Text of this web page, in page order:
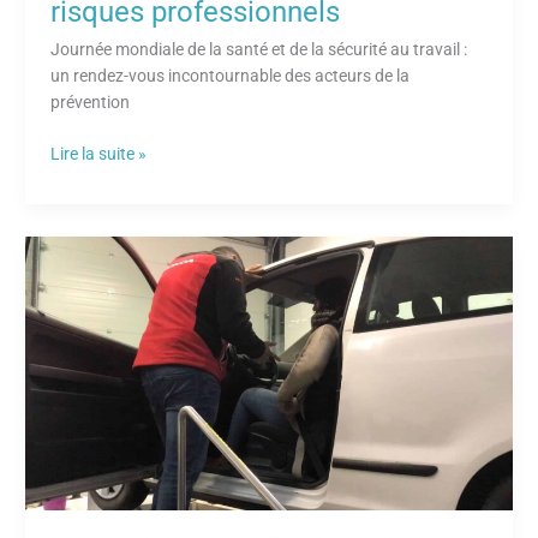
risques professionnels
Journée mondiale de la santé et de la sécurité au travail :
un rendez-vous incontournable des acteurs de la
prévention
pour
la
prévention
des
professionnels
Lire la suite »
L’importance
vitale
port
la
:
Protéger